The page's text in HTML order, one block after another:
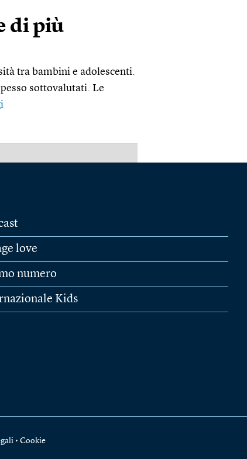
di più
tra bambini e adolescenti.
sottovalutati. Le
love
numero
Kids
• Cookie